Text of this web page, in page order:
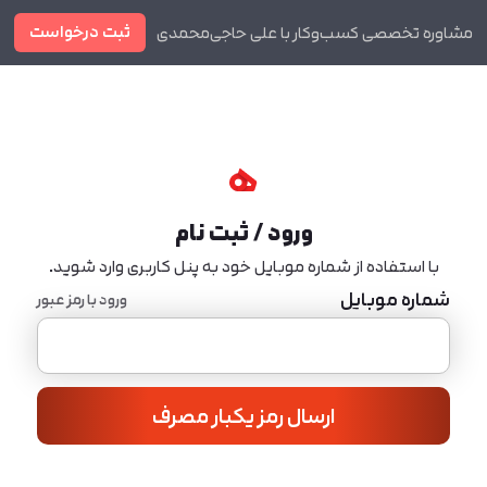
مشاوره تخصصی کسب‌وکار با علی حاجی‌محمدی ثبت درخواست
ورود / ثبت نام
با استفاده از شماره موبایل خود به پنل کاربری وارد شوید.
شماره موبایل ورود با رمز عبور
ارسال رمز یکبار مصرف